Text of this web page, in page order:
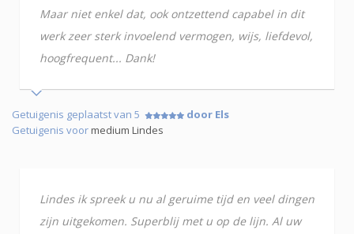
Maar niet enkel dat, ook ontzettend capabel in dit
werk zeer sterk invoelend vermogen, wijs, liefdevol,
hoogfrequent... Dank!
Getuigenis geplaatst van 5
door Els
Getuigenis voormedium Lindes
Lindes ik spreek u nu al geruime tijd en veel dingen
zijn uitgekomen. Superblij met u op de lijn. Al uw